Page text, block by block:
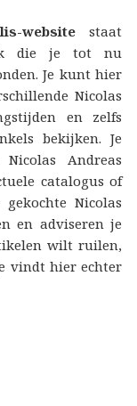
websitestaat
die je tot nu
Je kunt hier
Nicolas
en zelfs
bekijken. Je
Andreas
catalogus of
Nicolas
en adviseren je
wilt ruilen,
vindt hier echter